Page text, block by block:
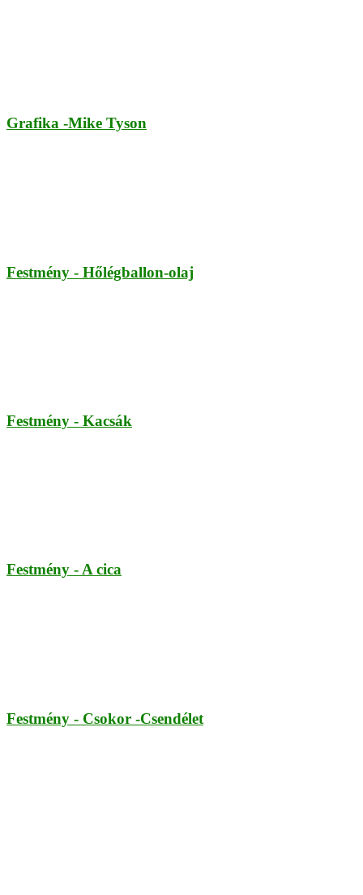
Grafika -Mike Tyson
Festmény - Hőlégballon-olaj
Festmény - Kacsák
Festmény - A cica
Festmény - Csokor -Csendélet